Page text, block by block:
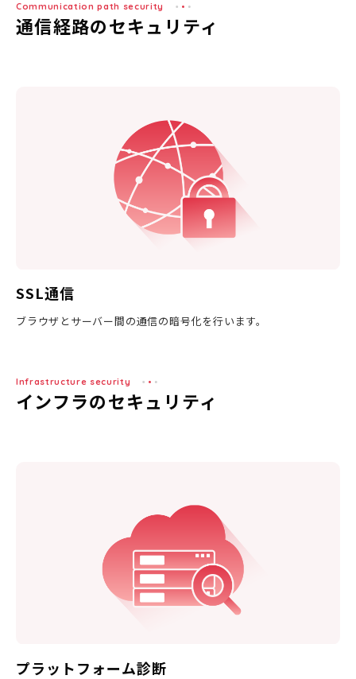
Communication path security
通信経路のセキュリティ
SSL通信
ブラウザとサーバー間の通信の暗号化を行います。
Infrastructure security
インフラのセキュリティ
プラットフォーム診断